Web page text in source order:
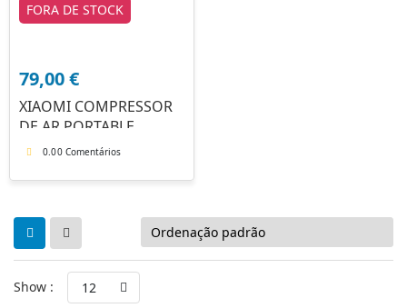
FORA DE STOCK
79,00€
XIAOMI COMPRESSOR
DE AR PORTABLE
0.00 Comentários
Show : 12